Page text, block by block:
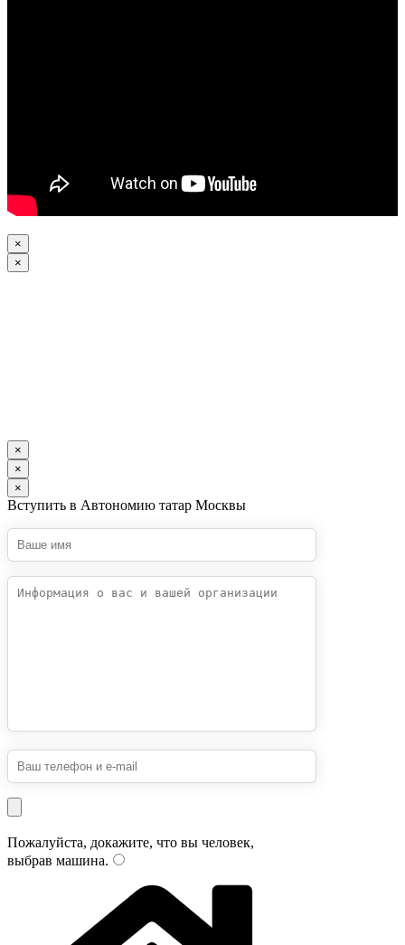
×
×
×
×
×
Вступить в Автономию татар Москвы
Пожалуйста, докажите, что вы человек,
выбрав машина.